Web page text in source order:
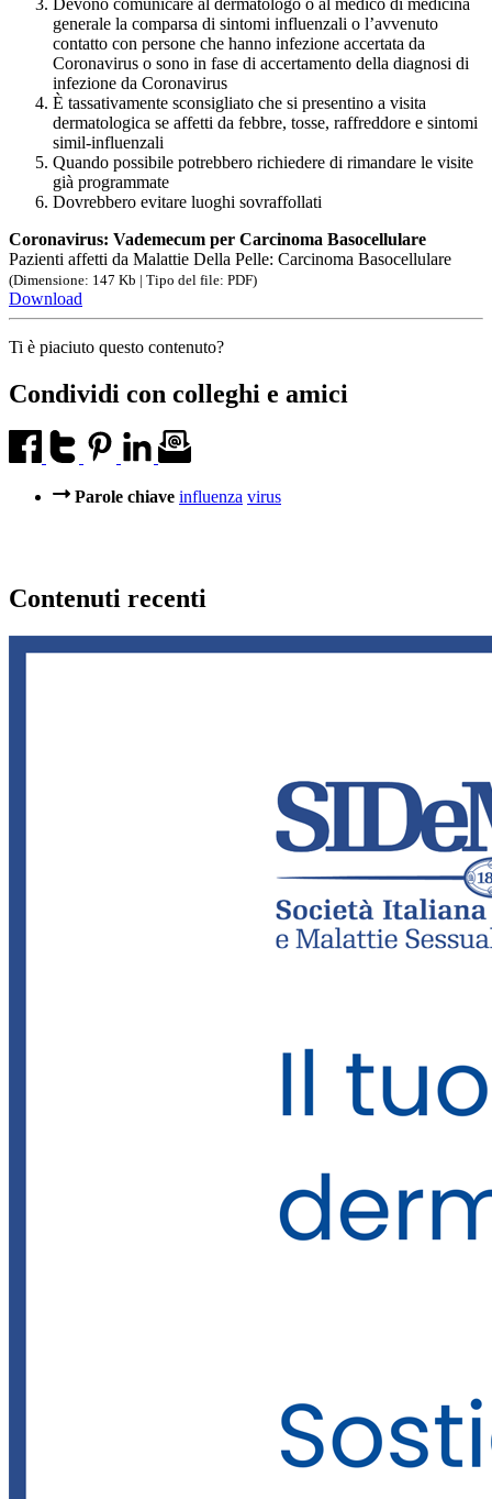
generale la comparsa di sintomi influenzali o l’avvenuto
contatto con persone che hanno infezione accertata da
Coronavirus o sono in fase di accertamento della diagnosi di
infezione da Coronavirus
È tassativamente sconsigliato che si presentino a visita
dermatologica se affetti da febbre, tosse, raffreddore e sintomi
simil-influenzali
Quando possibile potrebbero richiedere di rimandare le visite
già programmate
Dovrebbero evitare luoghi sovraffollati
Coronavirus: Vademecum per Carcinoma Basocellulare
Pazienti affetti da Malattie Della Pelle: Carcinoma Basocellulare
(Dimensione: 147 Kb | Tipo del file: PDF)
Download
Ti è piaciuto questo contenuto?
Condividi con colleghi e amici
Parole chiave influenza virus
Contenuti recenti